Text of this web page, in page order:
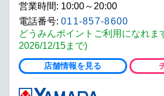
営業時間: 10:00～20:00
電話番号: 011-857-8600
どうみんポイントご利用になれま
2026/12/15まで)
店舗情報を見る